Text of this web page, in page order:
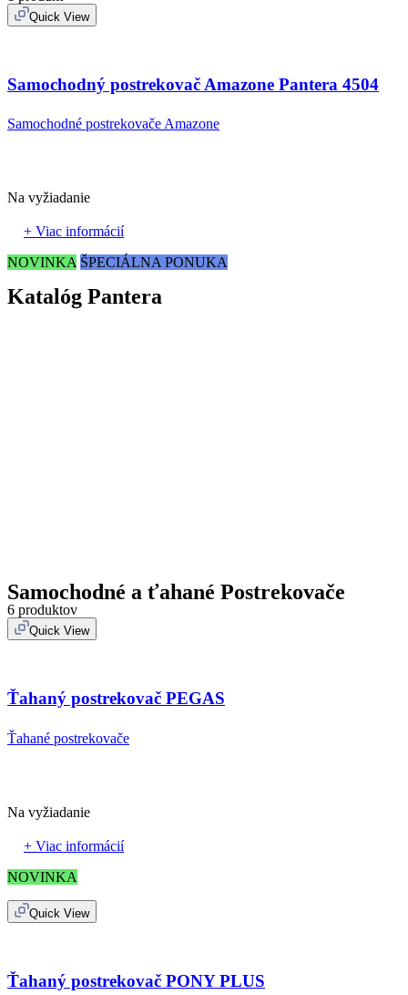
Quick View
Samochodný postrekovač Amazone Pantera 4504
Samochodné postrekovače Amazone
Na vyžiadanie
+ Viac informácií
NOVINKA ŠPECIÁLNA PONUKA
Katalóg Pantera
Samochodné a ťahané Postrekovače
6 produktov
Quick View
Ťahaný postrekovač PEGAS
Ťahané postrekovače
Na vyžiadanie
+ Viac informácií
NOVINKA
Quick View
Ťahaný postrekovač PONY PLUS